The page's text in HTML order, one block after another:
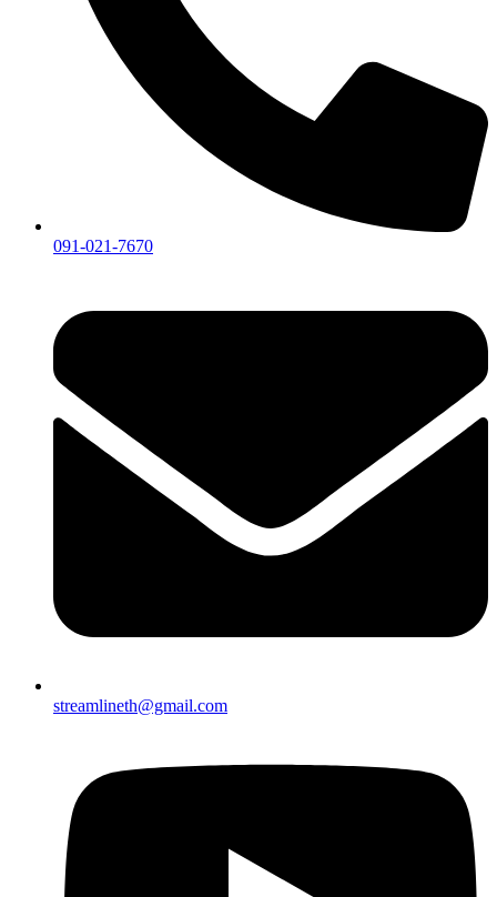
091-021-7670
streamlineth@gmail.com